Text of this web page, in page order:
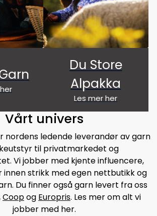
Du Store
Alpakka
Les mer her
Vårt univers
nordens ledende leverandør av garn
til privatmarkedet og
Vi jobber med kjente influencere,
innen strikk med egen nettbutikk og
Du finner også garn levert fra oss
Coopog Europris. Les mer om alt vi
jobber med her.